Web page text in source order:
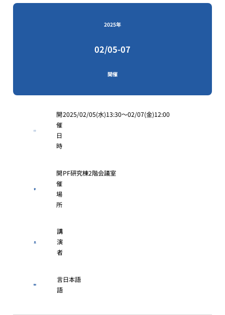
2025年
02/05-07
開催
開
催
日
時
2025/02/05(水)13:30〜02/07(金)12:00
開
催
場
所
PF研究棟2階会議室
講
演
者
言
語
日本語